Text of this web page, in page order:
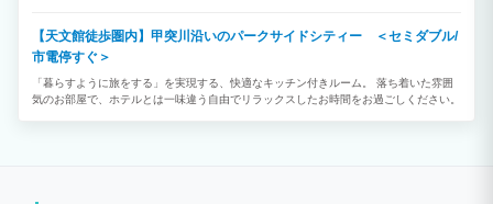
【天文館徒歩圏内】甲突川沿いのパークサイドシティー ＜セミダブル/
市電停すぐ＞
「暮らすように旅をする」を実現する、快適なキッチン付きルーム。 落ち着いた雰囲
気のお部屋で、ホテルとは一味違う自由でリラックスしたお時間をお過ごしください。